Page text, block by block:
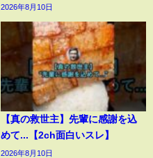
2026年8月10日
【真の救世主】先輩に感謝を込
めて...【2ch面白いスレ】
2026年8月10日